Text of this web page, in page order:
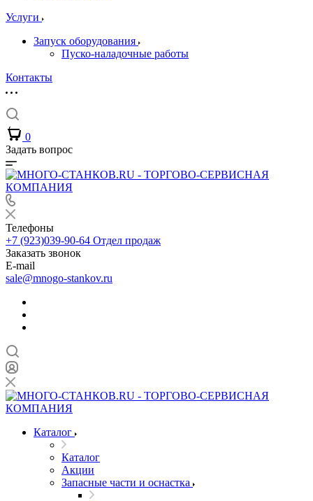
Услуги
Запуск оборудования
Пуско-наладочные работы
Контакты
0
Задать вопрос
Телефоны
+7 (923)039-90-64 Отдел продаж
Заказать звонок
E-mail
sale@mnogo-stankov.ru
Каталог
Каталог
Акции
Запасные части и оснастка